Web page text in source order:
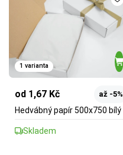
1 varianta
od 1,67 Kč až -5%
Hedvábný papír 500x750 bílý
Skladem